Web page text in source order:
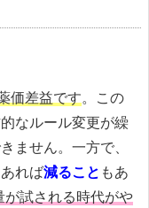
価差益です。この
なルール変更が繰
ません。一方で、
れば減ること もあ
試される時代がや